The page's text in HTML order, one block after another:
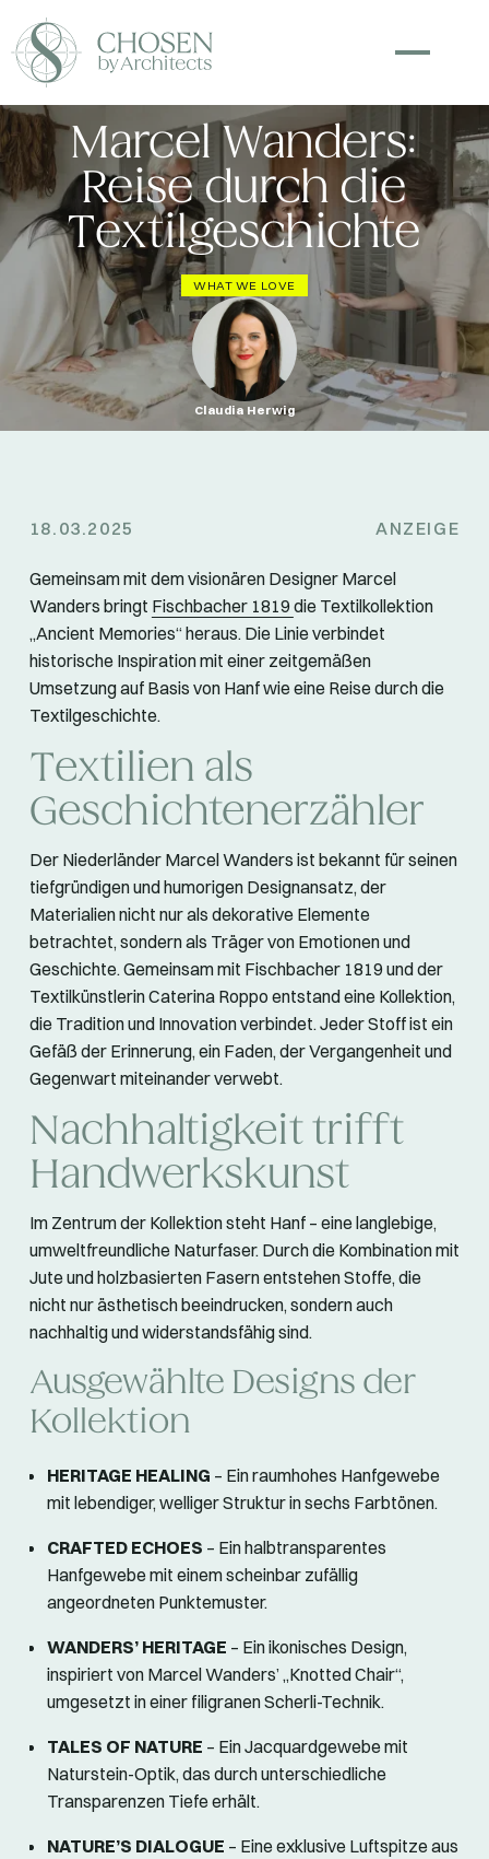
Marcel Wanders:
Reise durch die
Textilgeschichte
WHAT WE LOVE
Claudia Herwig
18.03.2025 ANZEIGE
Gemeinsam mit dem visionären Designer Marcel
Wanders bringt Fischbacher 1819die Textilkollektion
„Ancient Memories“ heraus. Die Linie verbindet
historische Inspiration mit einer zeitgemäßen
Umsetzung auf Basis von Hanf wie eine Reise durch die
Textilgeschichte.
Textilien als
Geschichtenerzähler
Der Niederländer Marcel Wanders ist bekannt für seinen
tiefgründigen und humorigen Designansatz, der
Materialien nicht nur als dekorative Elemente
betrachtet, sondern als Träger von Emotionen und
Geschichte. Gemeinsam mit Fischbacher 1819 und der
Textilkünstlerin Caterina Roppo entstand eine Kollektion,
die Tradition und Innovation verbindet. Jeder Stoff ist ein
Gefäß der Erinnerung, ein Faden, der Vergangenheit und
Gegenwart miteinander verwebt.
Nachhaltigkeit trifft
Handwerkskunst
Im Zentrum der Kollektion steht Hanf – eine langlebige,
umweltfreundliche Naturfaser. Durch die Kombination mit
Jute und holzbasierten Fasern entstehen Stoffe, die
nicht nur ästhetisch beeindrucken, sondern auch
nachhaltig und widerstandsfähig sind.
Ausgewählte Designs der
Kollektion
HERITAGE HEALING – Ein raumhohes Hanfgewebe
mit lebendiger, welliger Struktur in sechs Farbtönen.
CRAFTED ECHOES – Ein halbtransparentes
Hanfgewebe mit einem scheinbar zufällig
angeordneten Punktemuster.
WANDERS’ HERITAGE – Ein ikonisches Design,
inspiriert von Marcel Wanders’ „Knotted Chair“,
umgesetzt in einer filigranen Scherli-Technik.
TALES OF NATURE – Ein Jacquardgewebe mit
Naturstein-Optik, das durch unterschiedliche
Transparenzen Tiefe erhält.
NATURE’S DIALOGUE – Eine exklusive Luftspitze aus